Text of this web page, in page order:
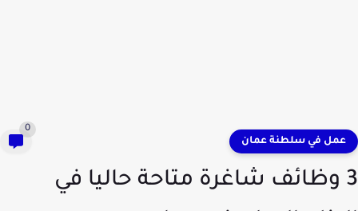
عمل في سلطنة عمان
0
3 وظائف شاغرة متاحة حاليا في